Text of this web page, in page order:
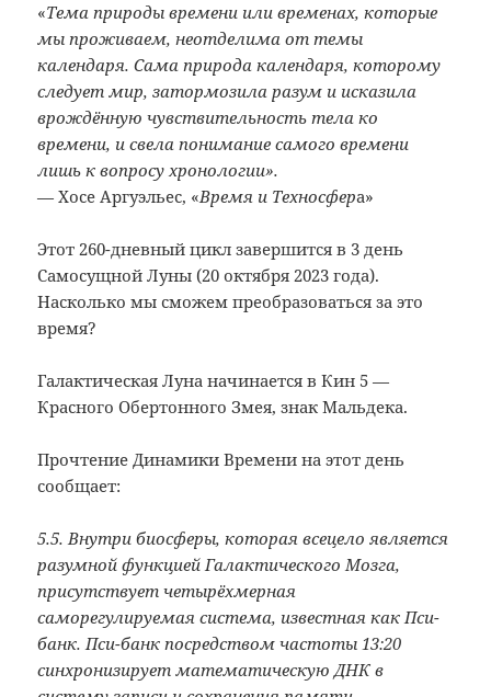
«Тема природы времени или временах, которые
мы проживаем, неотделима от темы
календаря. Сама природа календаря, которому
следует мир, затормозила разум и исказила
врождённую чувствительность тела ко
времени, и свела понимание самого времени
лишь к вопросу хронологии».
— Хосе Аргуэльес, «Время и Техносфера»
Этот 260-дневный цикл завершится в 3 день
Самосущной Луны (20 октября 2023 года).
Насколько мы сможем преобразоваться за это
время?
Галактическая Луна начинается в Кин 5 —
Красного Обертонного Змея, знак Мальдека.
Прочтение Динамики Времени на этот день
сообщает:
5.5. Внутри биосферы, которая всецело является
разумной функцией Галактического Мозга,
присутствует четырёхмерная
саморегулируемая система, известная как Пси-
банк. Пси-банк посредством частоты 13:20
синхронизирует математическую ДНК в